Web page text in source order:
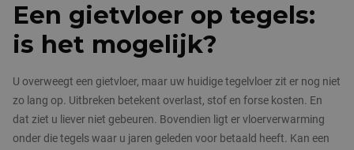
Pandomovloeren
Marmergrindvloeren
PVC vloeren
Nieuws & blog
Contact
Een gietvloer op tegels:
is het mogelijk?
U overweegt een gietvloer, maar uw huidige tegelvloer zit er nog niet
zo lang op. Uitbreken betekent overlast, stof en forse kosten. En
dat ziet u liever niet gebeuren. Bovendien ligt er vloerverwarming
onder die tegels waar u jaren geleden voor betaald heeft. Kan een